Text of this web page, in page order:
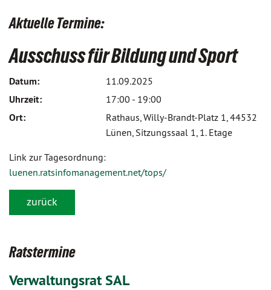
Aktuelle Termine:
Ausschuss für Bildung und Sport
Datum: 11.09.2025
Uhrzeit: 17:00 - 19:00
Ort:
Rathaus, Willy-Brandt-Platz 1, 44532
Lünen, Sitzungssaal 1, 1. Etage
Link zur Tagesordnung:
luenen.ratsinfomanagement.net/tops/
zurück
Ratstermine
Verwaltungsrat SAL